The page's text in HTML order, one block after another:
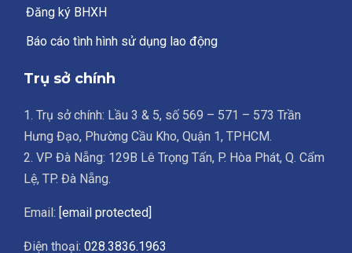
Đăng ký BHXH
Báo cáo tình hình sử dụng lao động
Trụ sở chính
1. Trụ sở chính: Lầu 3 & 5, số 569 – 571 – 573 Trần
Hưng Đạo, Phường Cầu Kho, Quận 1, TPHCM.
2. VP Đà Nẵng: 129B Lê Trọng Tấn, P. Hòa Phát, Q. Cẩm
Lệ, TP. Đà Nẵng.
Email: [email protected]
Điện thoại: 028.3836.1963